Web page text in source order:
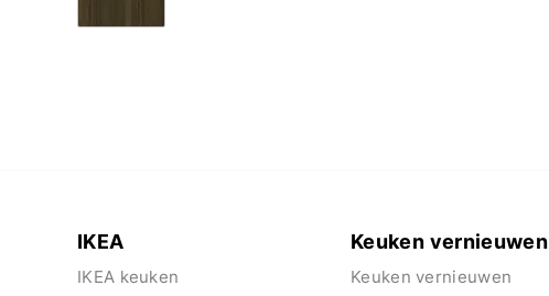
IKEA
IKEA keuken
Keuken vernieuwen
Keuken vernieuwen